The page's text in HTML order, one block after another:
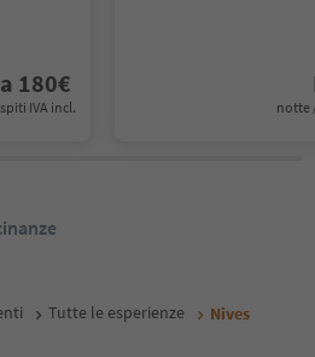
180€
IVA incl. notte
Tutte le esperienze Nives